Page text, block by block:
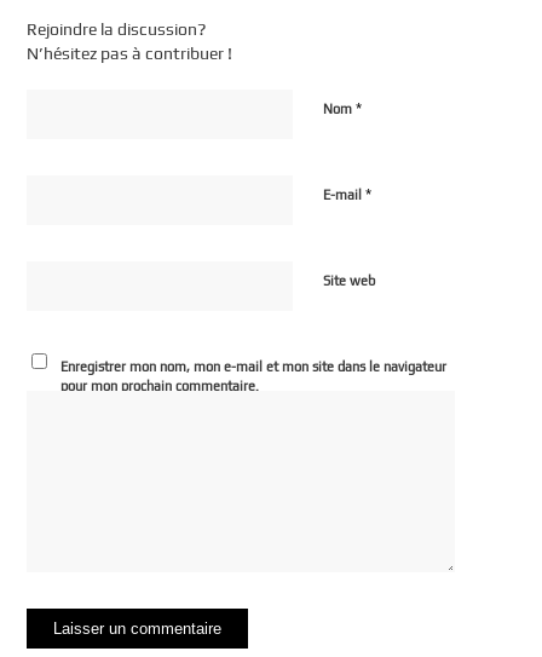
Rejoindre la discussion?
N’hésitez pas à contribuer !
Nom*
E-mail*
Site web
Enregistrer mon nom, mon e-mail et mon site dans le navigateur
pour mon prochain commentaire.